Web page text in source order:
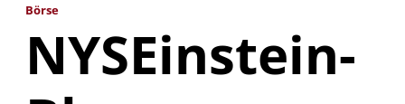
Börse
NYSEinstein-